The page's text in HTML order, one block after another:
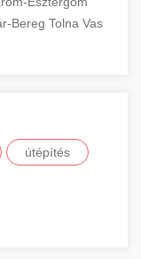
Bereg Tolna Vas
útépítés